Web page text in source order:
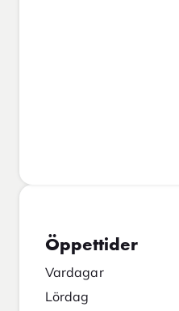
Öppettider
Vardagar
Lördag